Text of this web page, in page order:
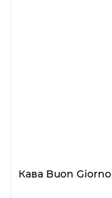
Кава Buon Giorno